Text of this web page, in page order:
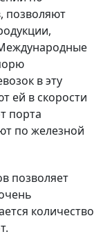
позволяют
в эту
ей в скорости
порта
по железной
позволяет
количество